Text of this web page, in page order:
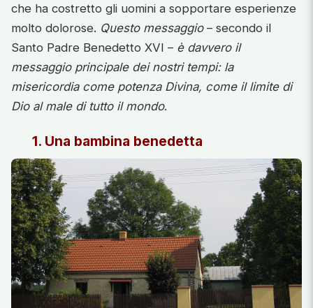
che ha costretto gli uomini a sopportare esperienze
molto dolorose. Questo messaggio– secondo il
Santo Padre Benedetto XVI – è davvero il
messaggio principale dei nostri tempi: la
misericordia come potenza Divina, come il limite di
Dio al male di tutto il mondo.
1. Una bambina benedetta